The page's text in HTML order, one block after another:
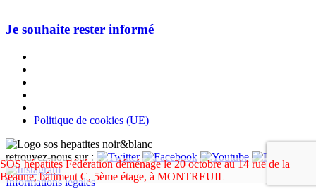
Je souhaite rester informé
Politique de cookies (UE)
retrouvez-nous sur :
Informations légales
SOS hépatites Fédération déménage le 20 octobre au 14 rue de la
Beaune, bâtiment C, 5ème étage, à MONTREUIL